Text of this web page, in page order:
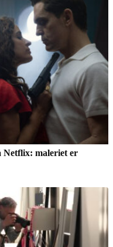
Netflix: maleriet er